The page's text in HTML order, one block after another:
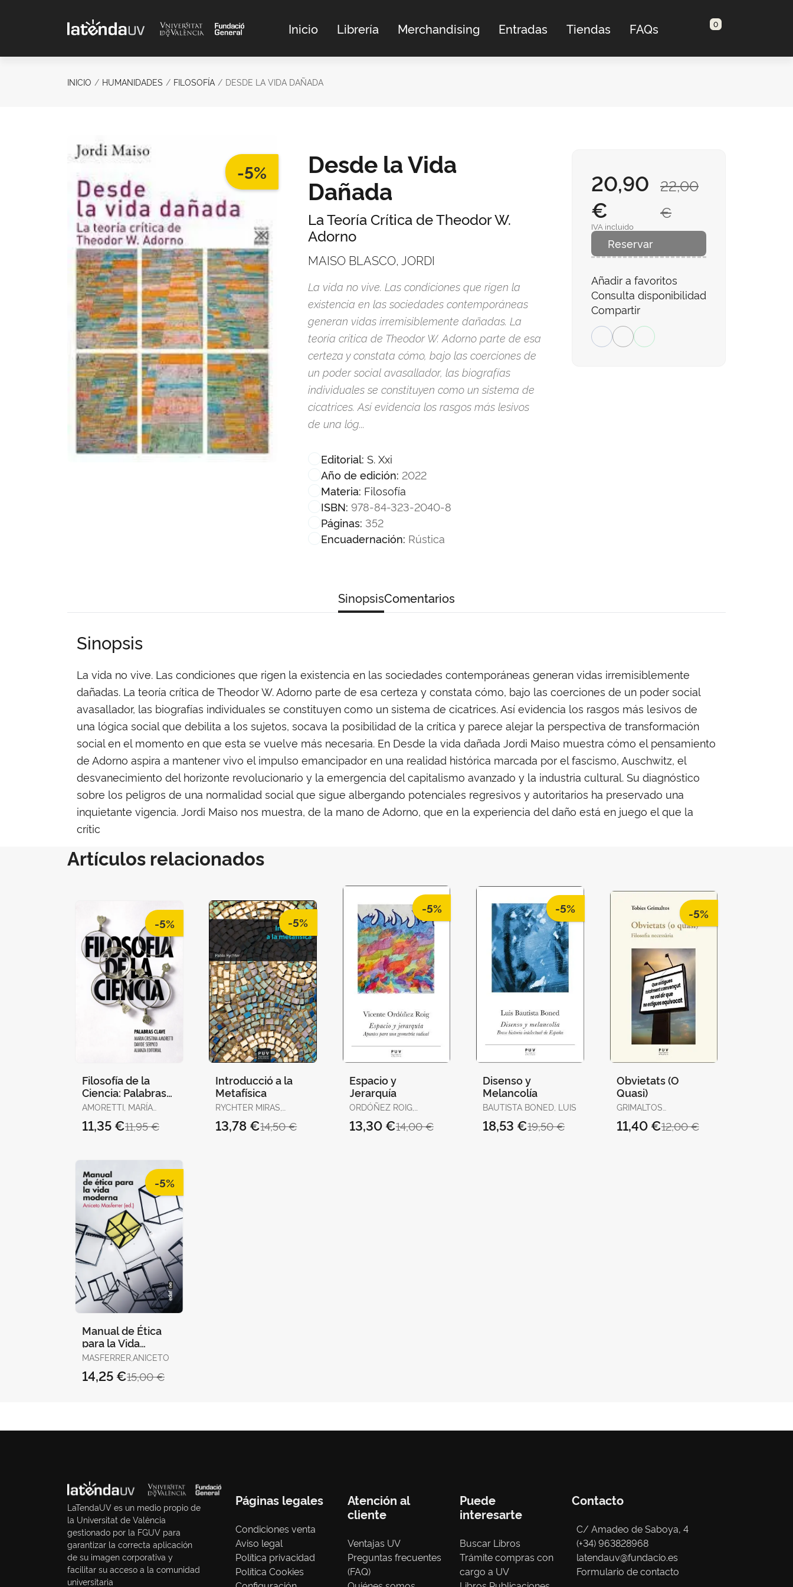
Inicio Librería Merchandising Entradas Tiendas FAQs 0
INICIO HUMANIDADES FILOSOFÍA DESDE LA VIDA DAÑADA
-5%
Desde la Vida
Dañada
La Teoría Crítica de Theodor W.
Adorno
MAISO BLASCO, JORDI
La vida no vive. Las condiciones que rigen la
existencia en las sociedades contemporáneas
generan vidas irremisiblemente dañadas. La
teoría crítica de Theodor W. Adorno parte de esa
certeza y constata cómo, bajo las coerciones de
un poder social avasallador, las biografías
individuales se constituyen como un sistema de
cicatrices. Así evidencia los rasgos más lesivos
de una lóg...
Editorial: S. Xxi
Año de edición: 2022
Materia: Filosofía
ISBN: 978-84-323-2040-8
Páginas: 352
Encuadernación: Rústica
22,00
€
20,90
€
IVA incluido
Reservar
Añadir a favoritos
Consulta disponibilidad
Compartir
SinopsisComentarios
Sinopsis
La vida no vive. Las condiciones que rigen la existencia en las sociedades contemporáneas generan vidas irremisiblemente
dañadas. La teoría crítica de Theodor W. Adorno parte de esa certeza y constata cómo, bajo las coerciones de un poder social
avasallador, las biografías individuales se constituyen como un sistema de cicatrices. Así evidencia los rasgos más lesivos de
una lógica social que debilita a los sujetos, socava la posibilidad de la crítica y parece alejar la perspectiva de transformación
social en el momento en que esta se vuelve más necesaria. En Desde la vida dañada Jordi Maiso muestra cómo el pensamiento
de Adorno aspira a mantener vivo el impulso emancipador en una realidad histórica marcada por el fascismo, Auschwitz, el
desvanecimiento del horizonte revolucionario y la emergencia del capitalismo avanzado y la industria cultural. Su diagnóstico
sobre los peligros de una normalidad social que sigue albergando potenciales regresivos y autoritarios ha preservado una
inquietante vigencia. Jordi Maiso nos muestra, de la mano de Adorno, que en la experiencia del daño está en juego el que la
crític
Artículos relacionados
-5%
Filosofía de la
Ciencia: Palabras
Clave
AMORETTI, MARÍA
DAVIDE
11,95 €
11,35 €
-5%
Introducció a la
Metafísica
RYCHTER MIRAS,
14,50 €
13,78 €
-5%
Espacio y
Jerarquía
ORDÓÑEZ ROIG,
14,00 €
13,30 €
-5%
Disenso y
Melancolía
BAUTISTA BONED, LUIS
19,50 €
18,53 €
-5%
Obvietats (O
Quasi)
GRIMALTOS
12,00 €
11,40 €
-5%
Manual de Ética
para la Vida
Moderna
MASFERRER,ANICETO
15,00 €
14,25 €
LaTendaUV es un medio propio de
la Universitat de València
gestionado por la FGUV para
garantizar la correcta aplicación
de su imagen corporativa y
facilitar su acceso a la comunidad
universitaria
Páginas legales
Condiciones venta
Aviso legal
Política privacidad
Política Cookies
Atención al
cliente
Ventajas UV
Preguntas frecuentes
(FAQ)
Puede
interesarte
Buscar Libros
Trámite compras con
cargo a UV
Contacto
C/ Amadeo de Saboya, 4
(+34) 963828968
latendauv@fundacio.es
Formulario de contacto